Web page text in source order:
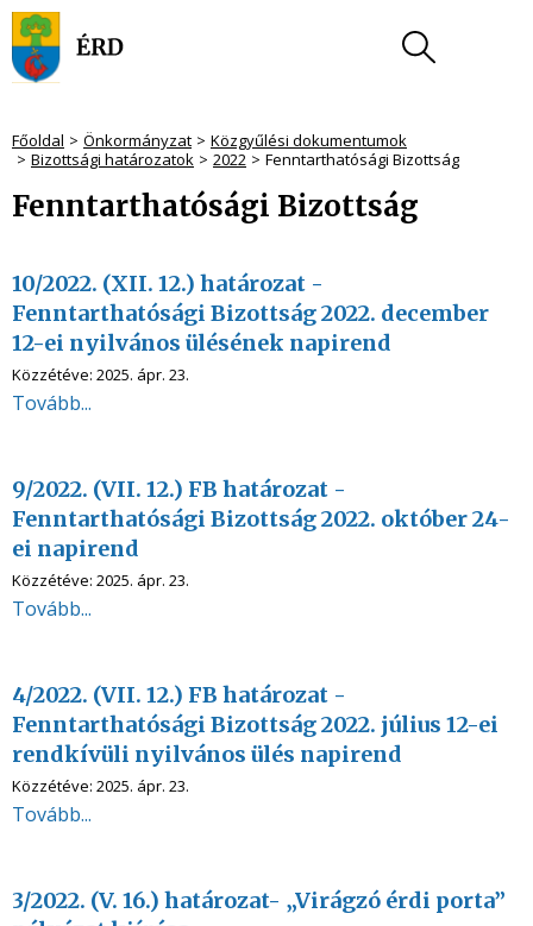
Főoldal Önkormányzat
Közgyűlési dokumentumok
Bizottsági határozatok
2022 Fenntarthatósági Bizottság
Fenntarthatósági Bizottság
10/2022. (XII. 12.) határozat -
Fenntarthatósági Bizottság 2022. december
12-ei nyilvános ülésének napirend
Közzétéve: 2025. ápr. 23.
Tovább...
9/2022. (VII. 12.) FB határozat -
Fenntarthatósági Bizottság 2022. október 24-
ei napirend
Közzétéve: 2025. ápr. 23.
Tovább...
4/2022. (VII. 12.) FB határozat -
Fenntarthatósági Bizottság 2022. július 12-ei
rendkívüli nyilvános ülés napirend
Közzétéve: 2025. ápr. 23.
Tovább...
3/2022. (V. 16.) határozat- „Virágzó érdi porta”